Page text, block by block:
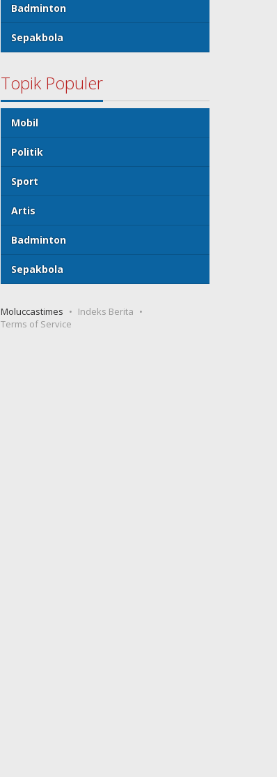
Badminton
Sepakbola
Topik Populer
Mobil
Politik
Sport
Artis
Badminton
Sepakbola
Moluccastimes
Indeks Berita
Terms of Service